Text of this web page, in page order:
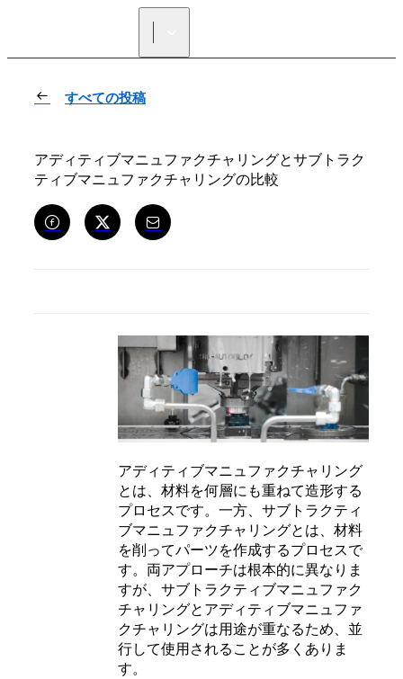
すべての投稿
アディティブマニュファクチャリングとサブトラク
ティブマニュファクチャリングの比較
アディティブマニュファクチャリング
とは、材料を何層にも重ねて造形する
プロセスです。一方、サブトラクティ
ブマニュファクチャリングとは、材料
を削ってパーツを作成するプロセスで
す。両アプローチは根本的に異なりま
すが、サブトラクティブマニュファク
チャリングとアディティブマニュファ
クチャリングは用途が重なるため、並
行して使用されることが多くありま
す。